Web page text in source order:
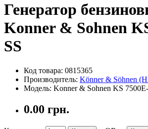
Генератор
Konner & Sohnen
SS
Код товара: 0815365
Производитель: Könner & Söhnen
Модель: Konner & Sohnen KS
0.00 грн.